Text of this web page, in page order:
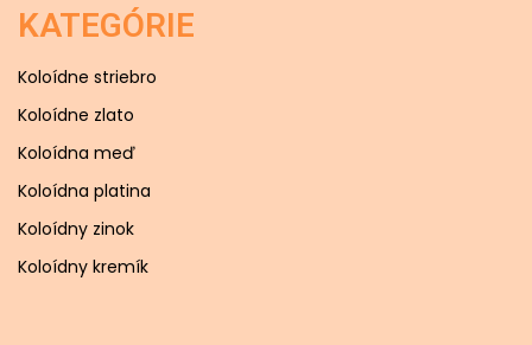
KATEGÓRIE
Koloídne striebro
Koloídne zlato
Koloídna meď
Koloídna platina
Koloídny zinok
Koloídny kremík